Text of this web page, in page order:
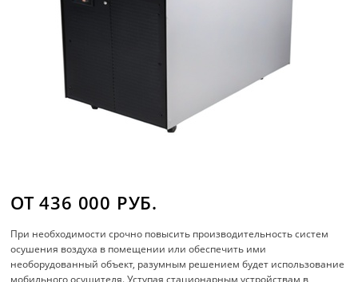
ОТ 436 000 РУБ.
При необходимости срочно повысить производительность систем
осушения воздуха в помещении или обеспечить ими
необорудованный объект, разумным решением будет использование
мобильного осушителя. Уступая стационарным устройствам в